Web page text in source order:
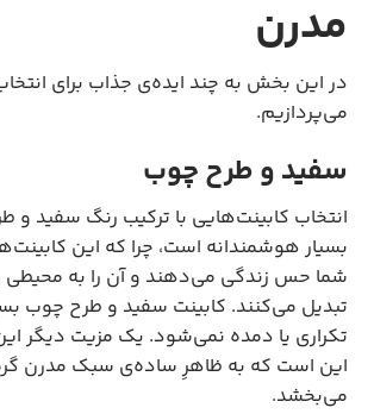
مدرن
در این بخش به چند ایده‌ی جذاب برای
می‌پردازیم.
سفید و طرح چوب
انتخاب کابینت‌هایی با ترکیب رنگ سفید و
بسیار هوشمندانه است، چرا که این
شما حس زندگی می‌دهند و آن را به محیطی
تبدیل می‌کنند. کابینت سفید و طرح چوب
تکراری یا دمده نمی‌شود. یک مزیت دیگر
این است که به ظاهرِ ساده‌ی سبک مدرن
می‌بخشد.